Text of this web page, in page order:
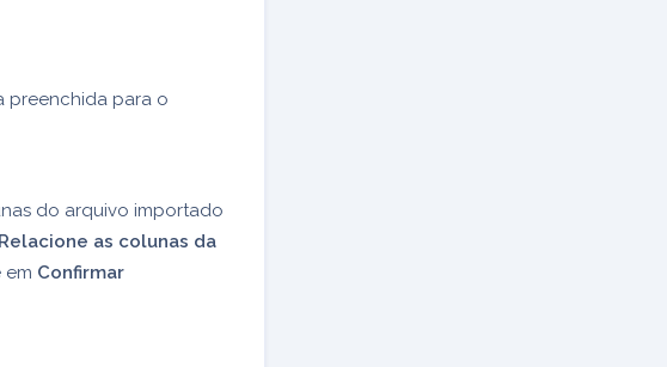
preenchida para o
do arquivo importado
Relacione as colunas da
em Confirmar